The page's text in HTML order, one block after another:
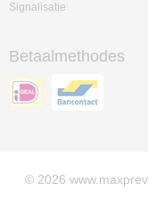
Signalisatie
Betaalmethodes
© 2026